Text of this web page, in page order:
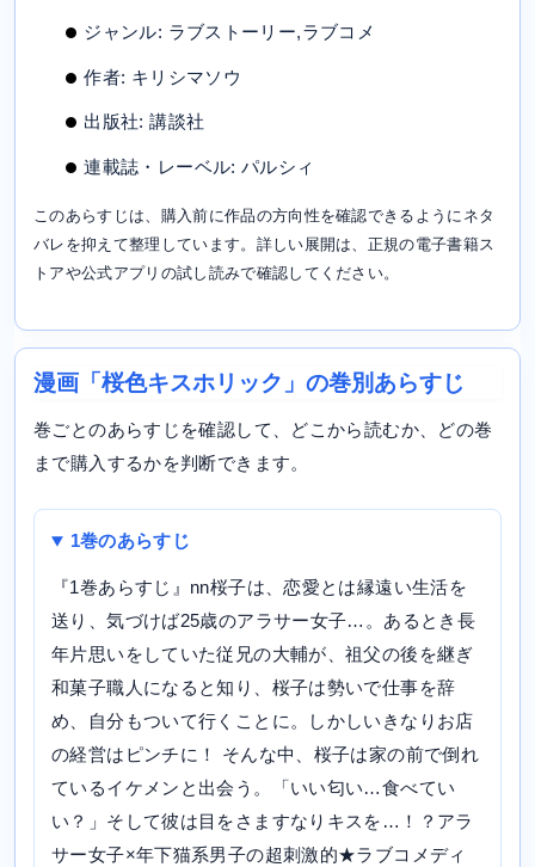
ジャンル: ラブストーリー,ラブコメ
作者: キリシマソウ
出版社: 講談社
連載誌・レーベル: パルシィ
このあらすじは、購入前に作品の方向性を確認できるようにネタ
バレを抑えて整理しています。詳しい展開は、正規の電子書籍ス
トアや公式アプリの試し読みで確認してください。
漫画「桜色キスホリック」の巻別あらすじ
巻ごとのあらすじを確認して、どこから読むか、どの巻
まで購入するかを判断できます。
1巻のあらすじ
『1巻あらすじ』nn桜子は、恋愛とは縁遠い生活を
送り、気づけば25歳のアラサー女子…。あるとき長
年片思いをしていた従兄の大輔が、祖父の後を継ぎ
和菓子職人になると知り、桜子は勢いで仕事を辞
め、自分もついて行くことに。しかしいきなりお店
の経営はピンチに！ そんな中、桜子は家の前で倒れ
ているイケメンと出会う。「いい匂い…食べてい
い？」そして彼は目をさますなりキスを…！？アラ
サー女子×年下猫系男子の超刺激的★ラブコメディ